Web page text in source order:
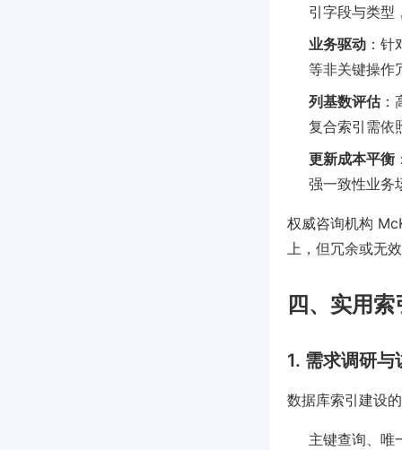
引字段与类型
业务驱动 ：
等非关键操作
列基数评估：
复合索引需依
更新成本平衡
强一致性业务
权威咨询机构
上，但冗余或无
四、实用
1. 需求调研
数据库索引建设
主键查询、唯